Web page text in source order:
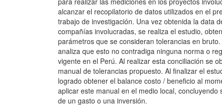
alcanzar el recopilatorio de datos utilizados en el
trabajo de investigación. Una vez obtenida la data
compañías involucradas, se realiza el estudio,
parámetros que se consideran tolerancias en
analiza que esto no contradiga ninguna norma o
vigente en el Perú. Al realizar esta conciliación se
manual de tolerancias propuesto. Al finalizar el
logrado obtener el balance costo / beneficio al
aplicar este manual en el medio local, concluyendo
de un gasto o una inversión.